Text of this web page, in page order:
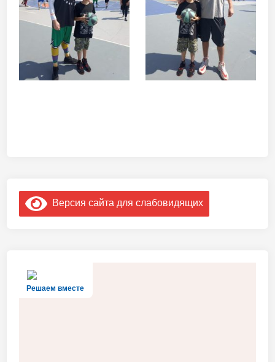
Версия сайта для слабовидящих
Решаем вместе